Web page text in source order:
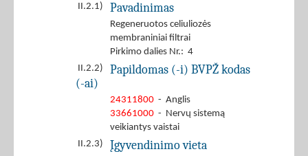
II.2.1) Pavadinimas
Regeneruotos celiuliozės
membraniniai filtrai
Pirkimo dalies Nr.: 4
II.2.2)
Papildomas (-i) BVPŽ kodas
(-ai)
24311800 - Anglis
33661000 - Nervų sistemą
veikiantys vaistai
II.2.3)
Įgyvendinimo vieta